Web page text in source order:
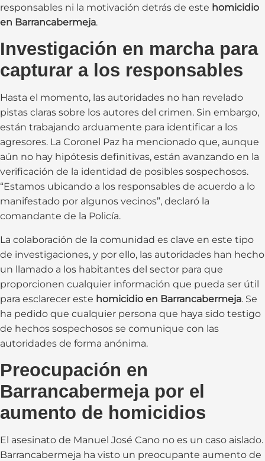
responsables ni la motivación detrás de este homicidio
en Barrancabermeja.
Investigación en marcha para
capturar a los responsables
Hasta el momento, las autoridades no han revelado
pistas claras sobre los autores del crimen. Sin embargo,
están trabajando arduamente para identificar a los
agresores. La Coronel Paz ha mencionado que, aunque
aún no hay hipótesis definitivas, están avanzando en la
verificación de la identidad de posibles sospechosos.
“Estamos ubicando a los responsables de acuerdo a lo
manifestado por algunos vecinos”, declaró la
comandante de la Policía.
La colaboración de la comunidad es clave en este tipo
de investigaciones, y por ello, las autoridades han hecho
un llamado a los habitantes del sector para que
proporcionen cualquier información que pueda ser útil
para esclarecer este homicidio en Barrancabermeja. Se
ha pedido que cualquier persona que haya sido testigo
de hechos sospechosos se comunique con las
autoridades de forma anónima.
Preocupación en
Barrancabermeja por el
aumento de homicidios
El asesinato de Manuel José Cano no es un caso aislado.
Barrancabermeja ha visto un preocupante aumento de